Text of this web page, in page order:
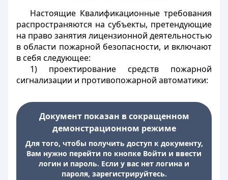
Настоящие Квалификационные требования
распространяются на субъекты, претендующие
на право занятия лицензионной деятельностью
в области пожарной безопасности, и включают
в себя следующее:
1) проектирование средств пожарной
сигнализации и противопожарной автоматики:
Документ показан в сокращенном
демонстрационном режиме
Для того, чтобы получить доступ к документу,
Вам нужно перейти по кнопке Войти и ввести
логин и пароль. Если у вас нет логина и
пароля, зарегистрируйтесь.